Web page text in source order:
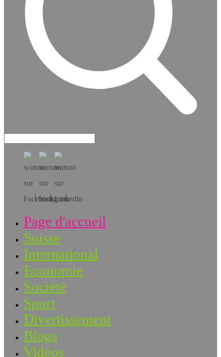
Téléchargez l’app!
Page d'accueil
Suisse
International
Economie
Société
Sport
Divertissement
Blogs
Vidéos